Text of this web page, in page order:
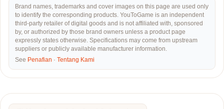
Brand names, trademarks and cover images on this page are used only
to identify the corresponding products. YouToGame is an independent
third-party retailer of digital goods and is not affiliated with, sponsored
by, or authorized by those brand owners unless a product page
expressly states otherwise. Specifications may come from upstream
suppliers or publicly available manufacturer information.
See Penafian · Tentang Kami